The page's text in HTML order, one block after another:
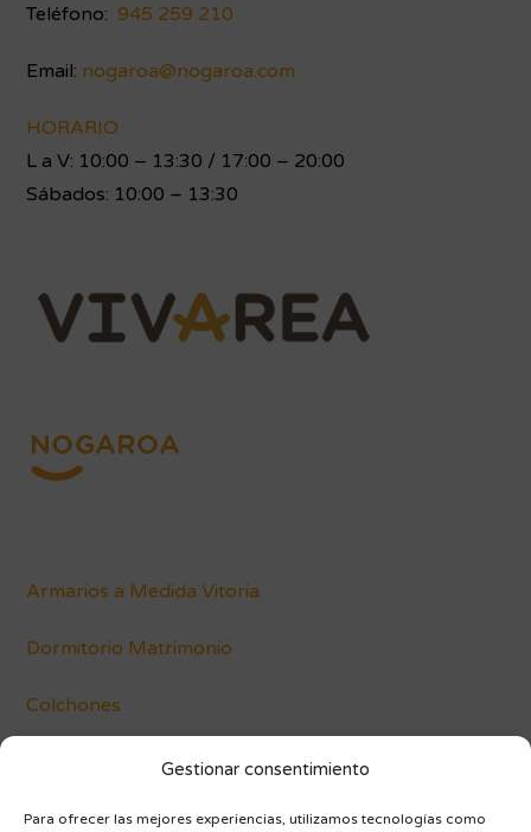
Gestionar consentimiento
Para ofrecer las mejores experiencias, utilizamos tecnologías como
Teléfono: 945 259 210
Email: nogaroa@nogaroa.com
HORARIO
L a V: 10:00 – 13:30 / 17:00 – 20:00
Sábados: 10:00 – 13:30
Armarios a Medida Vitoria
Dormitorio Matrimonio
Colchones
Blog